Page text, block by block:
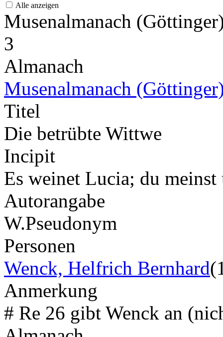
Alle anzeigen
Musenalmanach
3
Almanach
Musenalmanach
Titel
Die betrübte Wittwe
Incipit
Es weinet Lucia; du
Autorangabe
W.Pseudonym
Personen
Wenck, Helfrich Bernhard
Anmerkung
# Re 26 gibt Wenck an